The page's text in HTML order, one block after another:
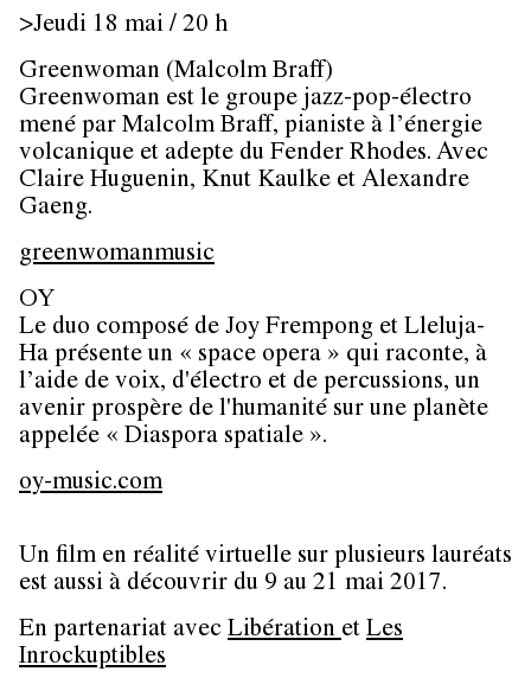
>Jeudi 18 mai / 20 h
Greenwoman (Malcolm Braff)
Greenwoman est le groupe jazz-pop-électro
mené par Malcolm Braff, pianiste à l’énergie
volcanique et adepte du Fender Rhodes. Avec
Claire Huguenin, Knut Kaulke et Alexandre
Gaeng.
greenwomanmusic
OY
Le duo composé de Joy Frempong et Lleluja-
Ha présente un « space opera » qui raconte, à
l’aide de voix, d'électro et de percussions, un
avenir prospère de l'humanité sur une planète
appelée « Diaspora spatiale ».
oy-music.com
Un film en réalité virtuelle sur plusieurs lauréats
est aussi à découvrir du 9 au 21 mai 2017.
En partenariat avec Libérationet Les
Inrockuptibles